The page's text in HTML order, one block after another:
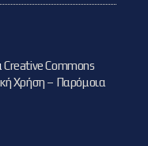
Creative Commons
Χρήση – Παρόμοια